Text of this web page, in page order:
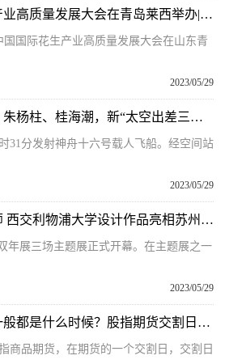
第二届中国国际花生产业高质量发展大会在青岛莱西举办|视点
国际花生产业高质量发展大会在山东青
2023/05/29
天天百事通！景海鹏、朱杨柱、桂海潮，新“太空出差三人组”公布！
31分发射神舟十六号载人飞船。经空间站
2023/05/29
致敬现代主义建筑大师 西交利物浦大学设计作品亮相苏州金鸡湖双年展 焦点消息
年展三场主题展正式开幕。在主题展之一
2023/05/29
股指期货交割日时间一般都是什么时候？股指期货交割日时间表
商品期货，在期货的一个交割日，交割日